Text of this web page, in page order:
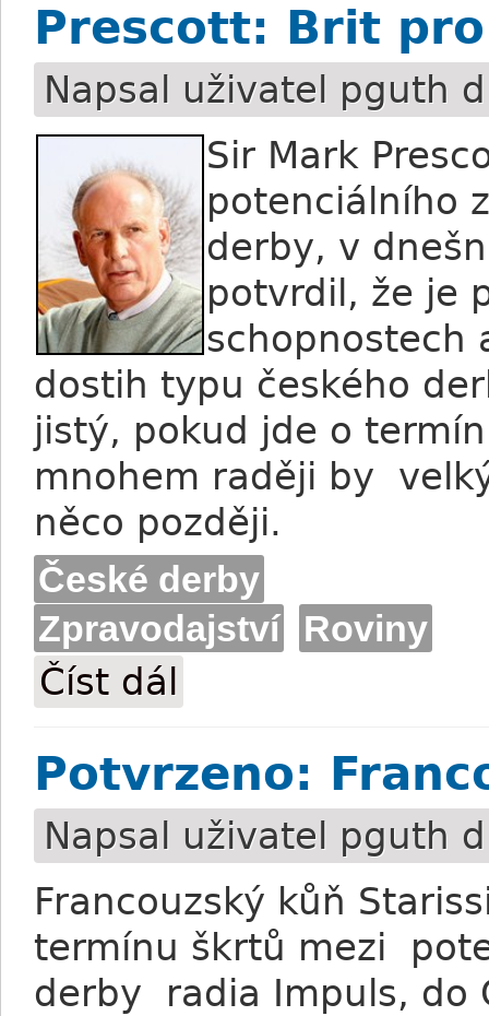
Prescott: Brit
Napsal uživatel pguth
Sir Mark
potenciálního
derby, v
potvrdil, že je
schopnostech
dostih typu českého
jistý, pokud jde o
mnohem raději by
něco později.
České derby
Zpravodajství
Roviny
Číst dál
Potvrzeno:
Napsal uživatel pguth
Francouzský kůň
termínu škrtů mezi
derby radia Impuls, do